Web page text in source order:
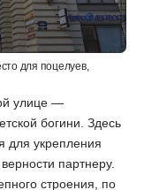
для поцелуев,
улице —
богини. Здесь
для укрепления
партнеру.
строения, по